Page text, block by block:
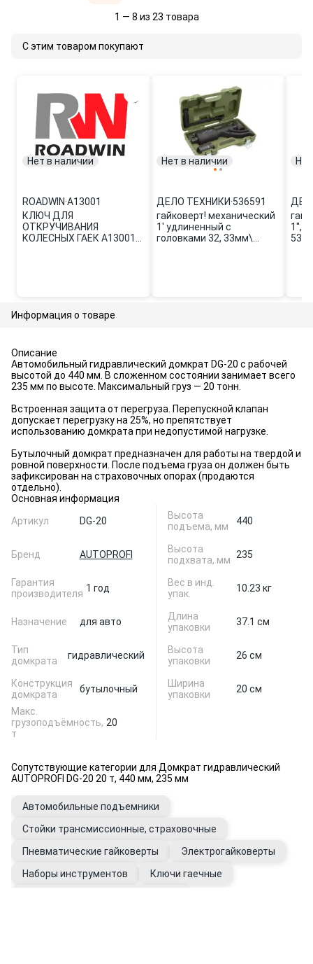
1 — 8 из 23 товара
С этим товаром покупают
Нет в наличии
ROADWIN·A13001
КЛЮЧ ДЛЯ
ОТКРУЧИВАНИЯ
КОЛЕСНЫХ ГАЕК A13001
Нет в наличии
ДЕЛО ТЕХНИКИ·536591
гайковерт! механический
1' удлиненный с
головками 32, 33мм\
1'',
Информация о товаре
Описание
Автомобильный гидравлический домкрат DG-20 с рабочей
высотой до 440 мм. В сложенном состоянии занимает всего
235 мм по высоте. Максимальный груз — 20 тонн.
Встроенная защита от перегруза. Перепускной клапан
допускает перегрузку на 25%, но препятствует
использованию домкрата при недопустимой нагрузке.
Бутылочный домкрат предназначен для работы на твердой и
ровной поверхности. После подъема груза он должен быть
зафиксирован на страховочных опорах (продаются
отдельно).
Основная информация
Артикул
DG-20
Бренд AUTOPROFI
Гарантия
производителя 1 год
Назначение для авто
Тип
домкрата
гидравлический
Конструкция
домкрата
бутылочный
Макс.
грузоподъёмность,
т
20
Высота
подъема, мм
440
Высота
подхвата, мм
235
Вес в инд.
упак.
10.23 кг
Длина
упаковки
37.1 см
Высота
упаковки
26 см
Ширина
упаковки
20 см
Сопутствующие категории для Домкрат гидравлический
AUTOPROFI DG-20 20 т, 440 мм, 235 мм
Автомобильные подъемники
Стойки трансмиссионные, страховочные
Пневматические гайковерты
Электрогайковерты
Наборы инструментов
Ключи гаечные